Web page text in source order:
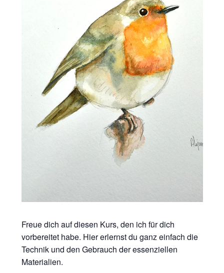
Freue dich auf diesen Kurs, den ich für dich
vorbereitet habe. Hier erlernst du ganz einfach die
Technik und den Gebrauch der essenziellen
Materialien.